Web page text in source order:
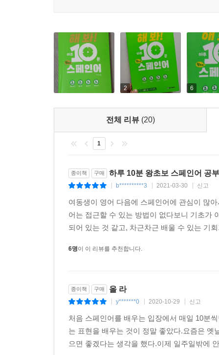
2 6
전체 리뷰 (20)
1
종이책 구매 하루 10분 왕초보 스페인어 공부
b**********3 2021-03-30 신고
여동생이 영어 다음에 스페인어에 관심이 많
어는 접근할 수 있는 방법이 없다보니 기초가
되어 있는 것 같고, 차근차근 배울 수 있는 기
6명이 이 리뷰를 추천합니다.
종이책 구매 올 라
y*******0 2020-10-29 신고
처음 스페인어를 배우는 입장에서 매일 10분
는 표현을 배우는 것이 정말 좋았다.요즘은
으면 좋겠다는 생각을 했다.이제 일주일밖에